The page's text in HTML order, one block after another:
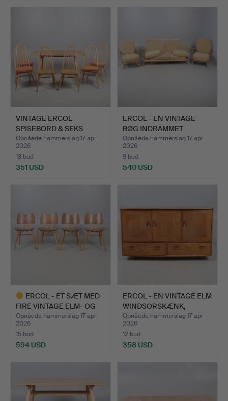
VINTAGE ERCOL
SPISEBORD & SEKS
STOLE.
Opnåede hammerslag 17 apr
2026
13 bud
351 USD
ERCOL - EN VINTAGE
BØG INDRAMMET
WINDSOR J…
Opnåede hammerslag 17 apr
2026
9 bud
540 USD
ERCOL - ET SÆT MED
FIRE VINTAGE ELM- OG
BØ…
Opnåede hammerslag 17 apr
2026
15 bud
594 USD
ERCOL - EN VINTAGE ELM
WINDSORSKÆNK,
MODEL…
Opnåede hammerslag 17 apr
2026
12 bud
358 USD